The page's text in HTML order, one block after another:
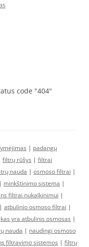
code "404"
| padangų
filtrų rūšys | filtrai
nauda | osmoso filtrai |
| minkštinimo sistema |
filtrai nukalkinimui |
| atbulinio osmoso filtrai |
kas yra atbulinis osmosas |
nauda | naudingi osmoso
filtravimo sistemos | filtrų